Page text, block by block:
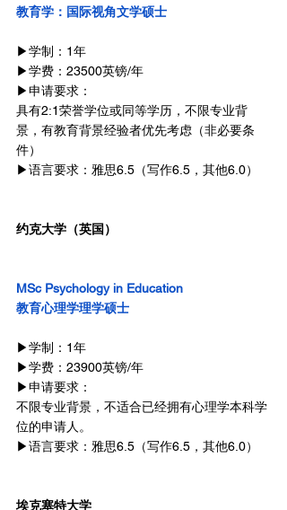
教育学：国际视角文学硕士
▶学制：1年
▶学费：23500英镑/年
▶申请要求：
具有2:1荣誉学位或同等学历，不限专业背
景，有教育背景经验者优先考虑（非必要条
件）
▶语言要求：雅思6.5（写作6.5，其他6.0）
约克大学（英国）
MSc Psychology in Education
教育心理学理学硕士
▶学制：1年
▶学费：23900英镑/年
▶申请要求：
不限专业背景，不适合已经拥有心理学本科学
位的申请人。
▶语言要求：雅思6.5（写作6.5，其他6.0）
埃克塞特大学